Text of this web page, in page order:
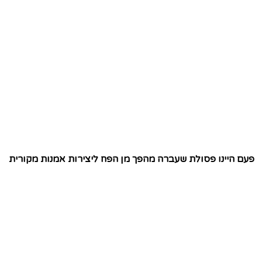
פעם היינו פסולת שעברה מהפך מן הפח ליצירות אמנות מקורית